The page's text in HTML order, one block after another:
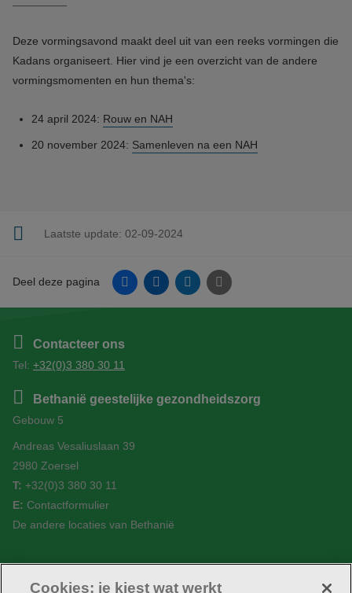
Deze vormingsavond maakt deel uit van een reeks vormingen die
Kadans organiseert. Hier vind je een overzicht van de andere
vormingsmomenten en hun thema's:
24 april 2024: Rouw en NAH
20 november 2024: Samenleven na een NAH
Laatste update: 02-09-2024
Deel deze pagina FacebookLinkedinTwitter E-mail
Contacteer ons
Tel: +32(0)3 380 30 11
Bethanië geestelijke gezondheidszorg
Gebouw 5
Andreas Vesaliuslaan 39
2980 Zoersel
T: +32(0)3 380 30 11
E: Contactformulier
De andere locaties van Bethanië
Cookies: je kiest wat werkt